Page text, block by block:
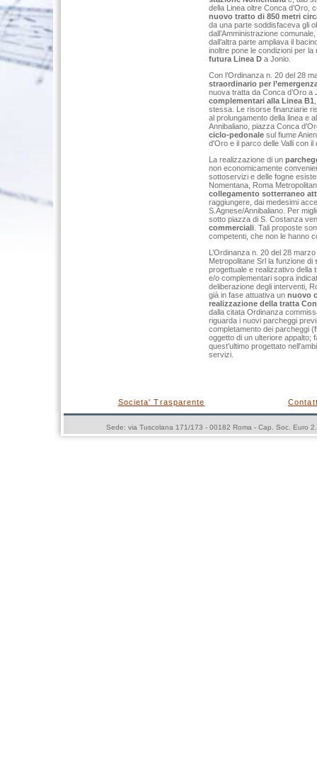
della Linea oltre Conca d’Oro,
nuovo tratto di 850 metri
da una parte soddisfaceva gli
dall’Amministrazione
dall’altra parte ampliava il
inoltre pone le condizioni per la
futura Linea D a Jonio.
Con l’Ordinanza n. 20 del 28
straordinario per
nuova tratta da Conca d’Oro
complementari alla Linea B1
stessa. Le risorse finanziarie
al prolungamento della linea e
Annibaliano, piazza Conca
ciclo-pedonale sul fiume
d'Oro e il parco delle Valli con
La realizzazione di un
non economicamente
sottoservizi e delle fogne
Nomentana, Roma
collegamento sotterraneo
raggiungere, dai medesimi
S.Agnese/Annibaliano. Per
sotto piazza di S. Costanza
commerciali . Tali proposte
competenti, che non le hanno
L’Ordinanza n. 20 del 28
Metropolitane Srl la funzione di
progettuale e realizzativo della
e/o complementari sopra
deliberazione degli interventi,
già in fase attuativa un nuovo
realizzazione della tratta
dalla citata Ordinanza
riguarda i nuovi parcheggi
completamento dei parcheggi
oggetto di un ulteriore appalto;
quest'ultimo progettato
servizi.
Societa' Trasparente
Sede: via Tuscolana 171/173 - 00182 Roma - Cap. Soc. Euro